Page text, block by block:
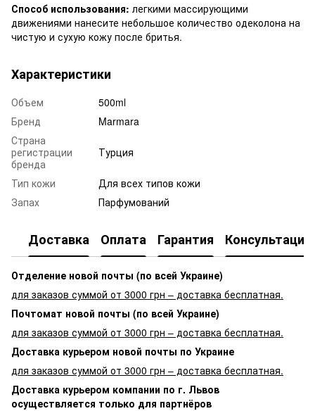
Способ использования: легкими массирующими
движениями нанесите небольшое количество одеколона на
чистую и сухую кожу после бритья.
Характеристики
Объем
500ml
Бренд
Marmara
Страна
регистрации
бренда
Турция
Тип кожи
Для всех типов кожи
Запах
Парфумований
Доставка Оплата Гарантия Консультация
Отделение новой почты (по всей Украине)
для заказов суммой от 3000 грн – доставка бесплатная.
Почтомат новой почты (по всей Украине)
для заказов суммой от 3000 грн – доставка бесплатная.
Доставка курьером новой почты по Украине
для заказов суммой от 3000 грн – доставка бесплатная.
Доставка курьером компании по г. Львов
осуществляется только для партнёров